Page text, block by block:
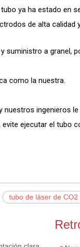
ya ha estado en
de alta
a granel,
como la nuestra.
ingenieros
ejecutar el
tubo de láser de CO2